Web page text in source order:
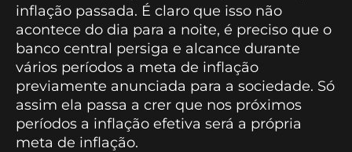
inflação passada. É claro que isso não
acontece do dia para a noite, é preciso que o
banco central persiga e alcance durante
vários períodos a meta de inflação
previamente anunciada para a sociedade. Só
assim ela passa a crer que nos próximos
períodos a inflação efetiva será a própria
meta de inflação.